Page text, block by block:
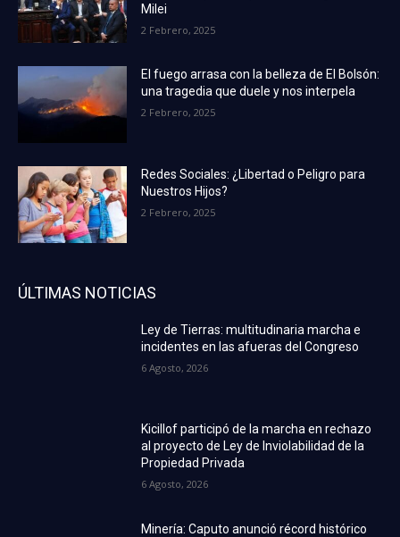
Milei
2 Febrero, 2025
El fuego arrasa con la belleza de El Bolsón:
una tragedia que duele y nos interpela
2 Febrero, 2025
Redes Sociales: ¿Libertad o Peligro para
Nuestros Hijos?
2 Febrero, 2025
ÚLTIMAS NOTICIAS
Ley de Tierras: multitudinaria marcha e
incidentes en las afueras del Congreso
6 Agosto, 2026
Kicillof participó de la marcha en rechazo
al proyecto de Ley de Inviolabilidad de la
Propiedad Privada
6 Agosto, 2026
Minería: Caputo anunció récord histórico